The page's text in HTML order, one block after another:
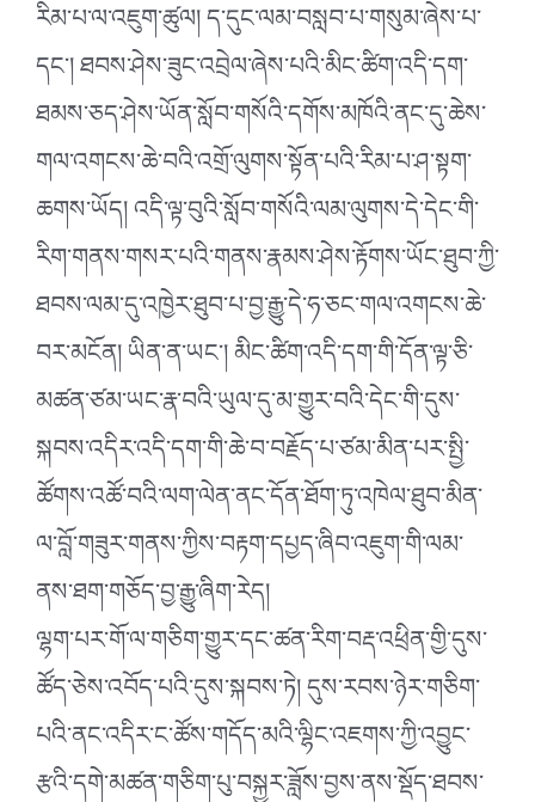
རིམ་པ་ལ་འཇུག་ཚུལ། ད་དུང་ལམ་བསླབ་པ་གསུམ་ཞེས་པ་
དང༌། ཐབས་ཤེས་ཟུང་འབྲེལ་ཞེས་པའི་མིང་ཚིག་འདི་དག་
ཐམས་ཅད་ཤེས་ཡོན་སློབ་གསོའི་དགོས་མཁོའི་ནང་དུ་ཆེས་
གལ་འགངས་ཆེ་བའི་འགྲོ་ལུགས་སྟོན་པའི་རིམ་པ་ཤ་སྟག་
ཆགས་ཡོད། འདི་ལྟ་བུའི་སློབ་གསོའི་ལམ་ལུགས་དེ་དེང་གི་
རིག་གནས་གསར་པའི་གནས་རྣམས་ཤེས་རྟོགས་ཡོང་ཐུབ་ཀྱི་
ཐབས་ལམ་དུ་འཁྱེར་ཐུབ་པ་བྱ་རྒྱུ་དེ་ཧ་ཅང་གལ་འགངས་ཆེ་
བར་མངོན། ཡིན་ན་ཡང༌། མིང་ཚིག་འདི་དག་གི་དོན་ལྟ་ཅི་
མཚན་ཙམ་ཡང་རྣ་བའི་ཡུལ་དུ་མ་གྱུར་བའི་དེང་གི་དུས་
སྐབས་འདིར་འདི་དག་གི་ཆེ་བ་བརྗོད་པ་ཙམ་མིན་པར་སྤྱི་
ཚོགས་འཚོ་བའི་ལག་ལེན་ནང་དོན་ཐོག་ཏུ་འཁེལ་ཐུབ་མིན་
ལ་བློ་གཟུར་གནས་ཀྱིས་བརྟག་དཔྱད་ཞིབ་འཇུག་གི་ལམ་
ནས་ཐག་གཅོད་བྱ་རྒྱུ་ཞིག་རེད།
ལྷག་པར་གོ་ལ་གཅིག་གྱུར་དང་ཚན་རིག་བརྡ་འཕྲིན་གྱི་དུས་
ཚོད་ཅེས་འབོད་པའི་དུས་སྐབས་ཏེ། དུས་རབས་ཉེར་གཅིག་
པའི་ནང་འདིར་ང་ཚོས་གདོད་མའི་ལྷིང་འཇགས་ཀྱི་འབྱུང་